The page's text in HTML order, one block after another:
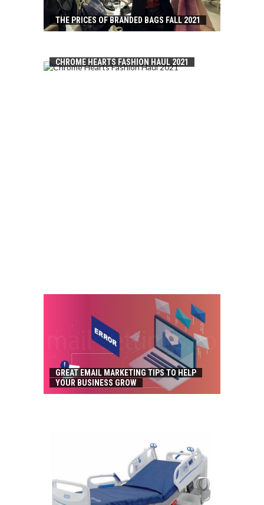
THE PRICES OF BRANDED BAGS FALL 2021
CHROME HEARTS FASHION HAUL 2021
GREAT EMAIL MARKETING TIPS TO HELP
YOUR BUSINESS GROW